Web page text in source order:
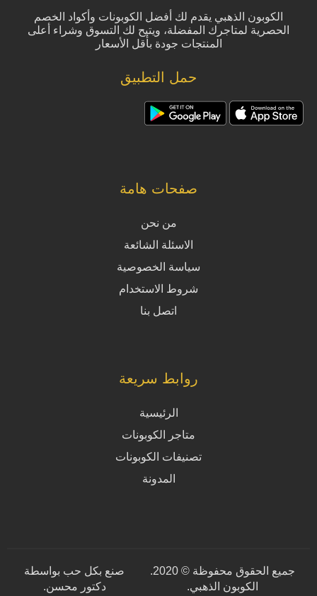
الكوبون الذهبي يقدم لك أفضل الكوبونات وأكواد الخصم
الحصرية لمتاجرك المفضلة، ويتيح لك التسوق وشراء أعلى
المنتجات جودة بأقل الأسعار
حمل التطبيق
صفحات هامة
من نحن
الاسئلة الشائعة
سياسة الخصوصية
شروط الاستخدام
اتصل بنا
روابط سريعة
الرئيسية
متاجر الكوبونات
تصنيفات الكوبونات
المدونة
جميع الحقوق محفوظة © 2020.
الكوبون الذهبي.
صنع بكل حب بواسطة
دكتور محسن.